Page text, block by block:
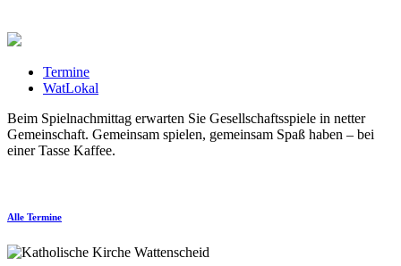
Termine
WatLokal
Beim Spielnachmittag erwarten Sie Gesellschaftsspiele in netter
Gemeinschaft. Gemeinsam spielen, gemeinsam Spaß haben – bei
einer Tasse Kaffee.
Alle Termine